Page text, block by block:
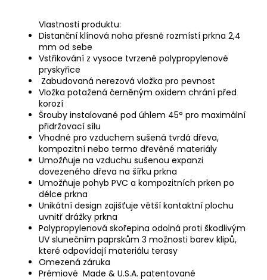
Vlastnosti produktu:
Distanční klínová noha přesně rozmístí prkna 2,4
mm od sebe
Vstřikování z vysoce tvrzené polypropylenové
pryskyřice
Zabudovaná nerezová vložka pro pevnost
Vložka potažená černěným oxidem chrání před
korozí
Šrouby instalované pod úhlem 45° pro maximální
přidržovací sílu
Vhodné pro vzduchem sušená tvrdá dřeva,
kompozitní nebo termo dřevěné materiály
Umožňuje na vzduchu sušenou expanzi
dovezeného dřeva na šířku prkna
Umožňuje pohyb PVC a kompozitních prken po
délce prkna
Unikátní design zajišťuje větší kontaktní plochu
uvnitř drážky prkna
Polypropylenová skořepina odolná proti škodlivým
UV slunečním paprskům 3 možnosti barev klipů,
které odpovídají materiálu terasy
Omezená záruka
Prémiové Made & U.S.A. patentované